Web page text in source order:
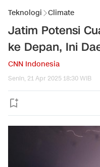
Teknologi Climate
Jatim Potensi
ke Depan, Ini
CNN Indonesia
Senin, 21 Apr 2025 18:30 WIB